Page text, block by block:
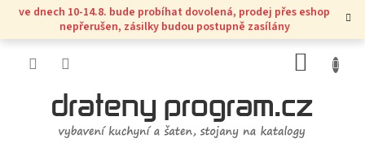
Přejít
obsah
ve dnech 10-14.8. bude probíhat dovolená, prodej přes eshop
nepřerušen, zásilky budou postupně zasílány
KOŠÍK